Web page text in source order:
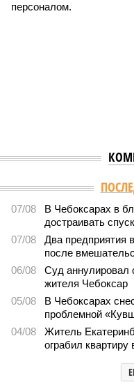
персоналом.
Версия //Общество //
В
В регионе учреждены
борьбе керешу
Заткнуть за пояс
(фото: